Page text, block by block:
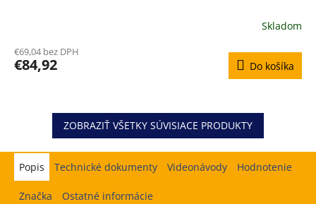
produktu
je
hviezdičiek.
Skladom
€69,04 bez DPH
€84,92 Do košíka
ZOBRAZIŤ VŠETKY SÚVISIACE PRODUKTY
Popis Hodnotenie
Značka Ostatné informácie